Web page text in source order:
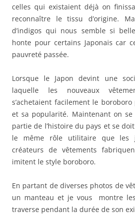
celles qui existaient déjà on
reconnaître le tissu d’origine.
d’indigos qui nous semble si
honte pour certains Japonais car
pauvreté passée.
Lorsque le Japon devint une
laquelle les nouveaux
s’achetaient facilement le
et sa popularité. Maintenant on
partie de l’histoire du pays et se
le même rôle utilitaire que les
créateurs de vêtements
imitent le style boroboro.
En partant de diverses photos de
un manteau et je vous montre
traverse pendant la durée de son